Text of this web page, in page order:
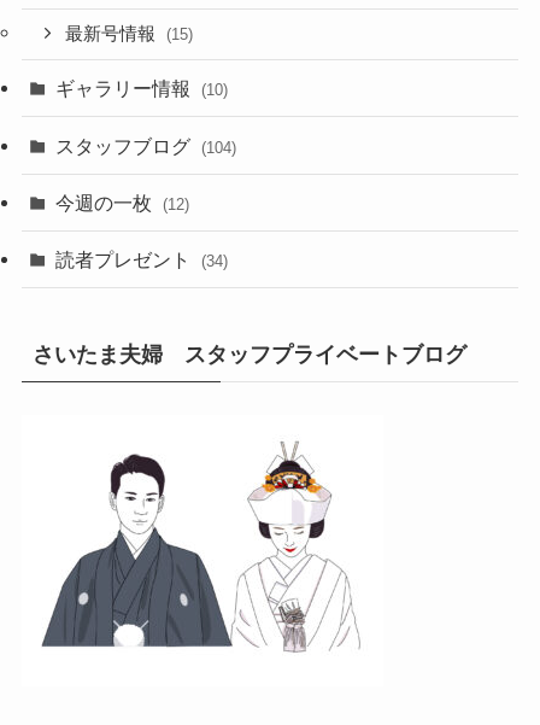
最新号情報 (15)
ギャラリー情報 (10)
スタッフブログ (104)
今週の一枚 (12)
読者プレゼント (34)
さいたま夫婦 スタッフプライベートブログ